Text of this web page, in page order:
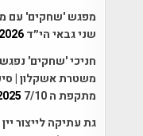
מפגש 'שחקים' עם
שני גבאי הי״ד
חניכי 'שחקים'
משטרת אשקלון |
מתקפת ה 7/10
גת עתיקה לייצור